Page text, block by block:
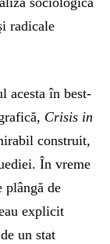
radicale
acesta în best-
Crisis in
construit,
În vreme
plângă de
explicit
un stat